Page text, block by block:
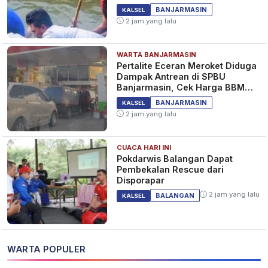
KALSEL
BANJARMASIN
2 jam yang lalu
WARTA BANJARMASIN
Pertalite Eceran Meroket Diduga
Dampak Antrean di SPBU
Banjarmasin, Cek Harga BBM
Kalselteng
KALSEL
BANJARMASIN
2 jam yang lalu
CUACA HARI INI
Pokdarwis Balangan Dapat
Pembekalan Rescue dari
Disporapar
KALSEL BALANGAN 2 jam yang lalu
WARTA POPULER